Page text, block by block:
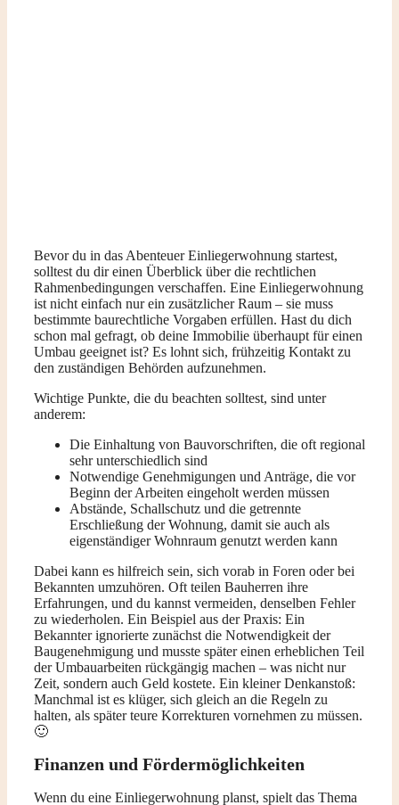
Bevor du in das Abenteuer Einliegerwohnung startest,
solltest du dir einen Überblick über die rechtlichen
Rahmenbedingungen verschaffen. Eine Einliegerwohnung
ist nicht einfach nur ein zusätzlicher Raum – sie muss
bestimmte baurechtliche Vorgaben erfüllen. Hast du dich
schon mal gefragt, ob deine Immobilie überhaupt für einen
Umbau geeignet ist? Es lohnt sich, frühzeitig Kontakt zu
den zuständigen Behörden aufzunehmen.
Wichtige Punkte, die du beachten solltest, sind unter
anderem:
Die Einhaltung von Bauvorschriften, die oft regional
sehr unterschiedlich sind
Notwendige Genehmigungen und Anträge, die vor
Beginn der Arbeiten eingeholt werden müssen
Abstände, Schallschutz und die getrennte
Erschließung der Wohnung, damit sie auch als
eigenständiger Wohnraum genutzt werden kann
Dabei kann es hilfreich sein, sich vorab in Foren oder bei
Bekannten umzuhören. Oft teilen Bauherren ihre
Erfahrungen, und du kannst vermeiden, denselben Fehler
zu wiederholen. Ein Beispiel aus der Praxis: Ein
Bekannter ignorierte zunächst die Notwendigkeit der
Baugenehmigung und musste später einen erheblichen Teil
der Umbauarbeiten rückgängig machen – was nicht nur
Zeit, sondern auch Geld kostete. Ein kleiner Denkanstoß:
Manchmal ist es klüger, sich gleich an die Regeln zu
halten, als später teure Korrekturen vornehmen zu müssen.
🙂
Finanzen und Fördermöglichkeiten
Wenn du eine Einliegerwohnung planst, spielt das Thema